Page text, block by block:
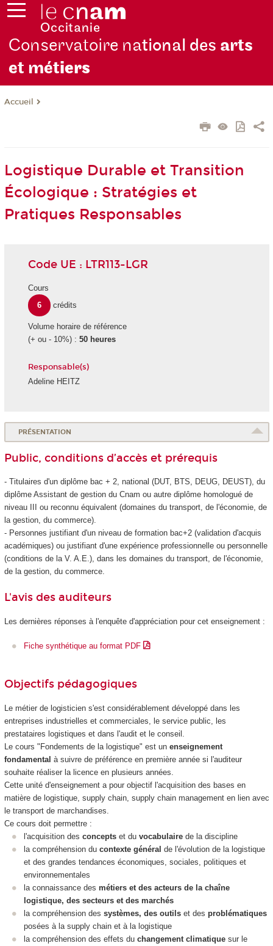
Conservatoire national des arts
et métiers
Accueil
Logistique Durable et Transition
Écologique : Stratégies et
Pratiques Responsables
Code UE : LTR113-LGR
Cours
6
crédits
Volume horaire de référence
(+ ou - 10%) : 50 heures
Responsable(s)
Adeline HEITZ
PRÉSENTATION
Public, conditions d’accès et prérequis
- Titulaires d'un diplôme bac + 2, national (DUT, BTS, DEUG, DEUST), du
diplôme Assistant de gestion du Cnam ou autre diplôme homologué de
niveau III ou reconnu équivalent (domaines du transport, de l'économie, de
la gestion, du commerce).
- Personnes justifiant d'un niveau de formation bac+2 (validation d'acquis
académiques) ou justifiant d'une expérience professionnelle ou personnelle
(conditions de la V. A.E.), dans les domaines du transport, de l'économie,
de la gestion, du commerce.
L'avis des auditeurs
Les dernières réponses à l'enquête d'appréciation pour cet enseignement :
Fiche synthétique au format PDF
Objectifs pédagogiques
Le métier de logisticien s'est considérablement développé dans les
entreprises industrielles et commerciales, le service public, les
prestataires logistiques et dans l'audit et le conseil.
Le cours "Fondements de la logistique" est un enseignement
fondamental à suivre de préférence en première année si l'auditeur
souhaite réaliser la licence en plusieurs années.
Cette unité d'enseignementa pour objectif l'acquisition des bases en
matière de logistique, supply chain, supply chain management en lien avec
le transport de marchandises.
Ce cours doit permettre :
l'acquisition des concepts et du vocabulaire de la discipline
la compréhension du contexte général de l'évolution de la logistique
et des grandes tendances économiques, sociales, politiques et
environnementales
la connaissance des métiers et des acteurs de la chaîne
logistique, des secteurs et des marchés
la compréhension des systèmes, des outils et des problématiques
posées à la supply chain et à la logistique
la compréhension des effets du changement climatique sur le